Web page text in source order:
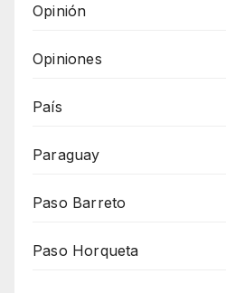
Opinión
Opiniones
País
Paraguay
Paso Barreto
Paso Horqueta